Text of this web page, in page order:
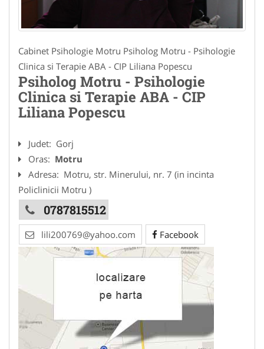
Cabinet Psihologie Motru Psiholog Motru - Psihologie
Clinica si Terapie ABA - CIP Liliana Popescu
Psiholog Motru - Psihologie
Clinica si Terapie ABA - CIP
Liliana Popescu
Judet: Gorj
Oras: Motru
Adresa: Motru, str. Minerului, nr. 7 (in incinta
Policlinicii Motru )
0787815512
lili200769@yahoo.com Facebook